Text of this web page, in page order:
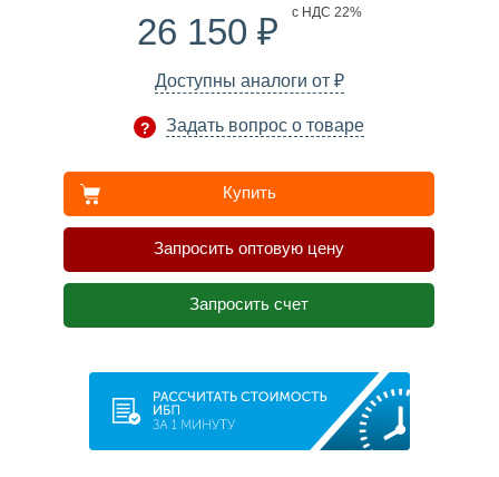
26 150 ₽ с НДС 22%
Доступны аналоги от ₽
Задать вопрос о товаре
Купить
Запросить оптовую цену
Запросить счет